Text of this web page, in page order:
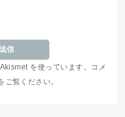
を使っています。
コメ
ご覧ください。